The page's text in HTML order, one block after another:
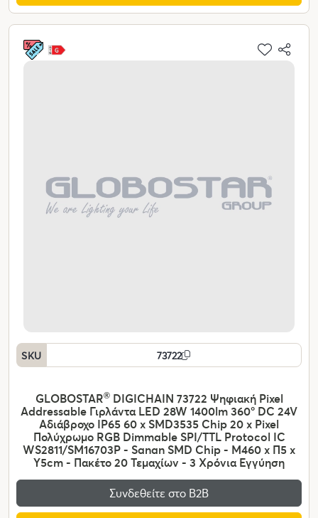
SKU 73722
GLOBOSTAR®DIGICHAIN 73722 Ψηφιακή Pixel
Addressable Γιρλάντα LED 28W 1400lm 360° DC 24V
Αδιάβροχο IP65 60 x SMD3535 Chip 20 x Pixel
Πολύχρωμο RGB Dimmable SPI/TTL Protocol IC
WS2811/SM16703P - Sanan SMD Chip - Μ460 x Π5 x
Υ5cm - Πακέτο 20 Τεμαχίων - 3 Χρόνια Εγγύηση
Συνδεθείτε στο Β2Β